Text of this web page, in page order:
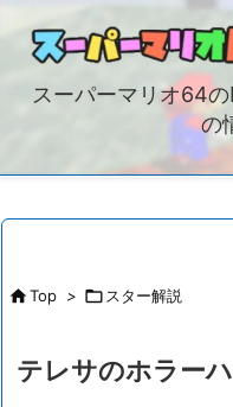
スーパーマリオ64
の
Top > スター解説
テレサのホラー